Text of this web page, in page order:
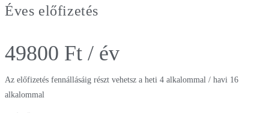
Éves előfizetés
49800 Ft / év
Az előfizetés fennállásáig részt vehetsz a heti 4 alkalommal / havi 16
alkalommal